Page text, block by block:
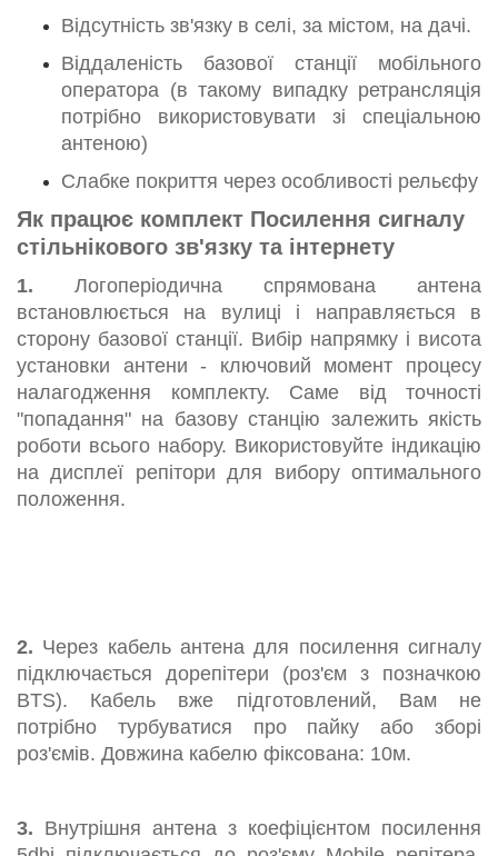
Відсутність зв'язку в селі, за містом, на дачі.
Віддаленість базової станції мобільного
оператора (в такому випадку ретрансляція
потрібно використовувати зі спеціальною
антеною)
Слабке покриття через особливості рельєфу
Як працює комплект Посилення сигналу
стільнікового зв'язку та інтернету
1. Логоперіодична спрямована антена
встановлюється на вулиці і направляється в
сторону базової станції. Вибір напрямку і висота
установки антени - ключовий момент процесу
налагодження комплекту. Саме від точності
"попадання" на базову станцію залежить якість
роботи всього набору. Використовуйте індикацію
на дисплеї репітори для вибору оптимального
положення.
2. Через кабель антена для посилення сигналу
підключається дорепітери (роз'єм з позначкою
BTS). Кабель вже підготовлений, Вам не
потрібно турбуватися про пайку або зборі
роз'ємів. Довжина кабелю фіксована: 10м.
3. Внутрішня антена з коефіцієнтом посилення